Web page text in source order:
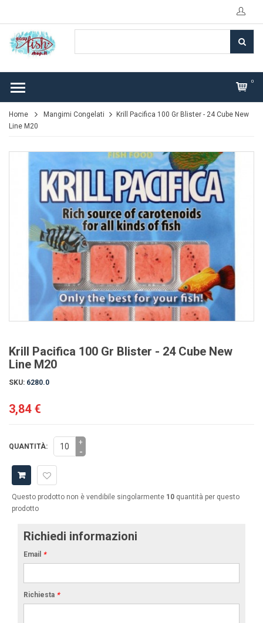
0
Home Mangimi Congelati
Krill Pacifica 100 Gr Blister - 24 Cube New
Line M20
Krill Pacifica 100 Gr Blister - 24 Cube New
Line M20
SKU: 6280.0
3,84 €
QUANTITÀ: +
-
Questo prodotto non è vendibile singolarmente 10 quantità per questo
prodotto
Richiedi informazioni
Email *
Richiesta *